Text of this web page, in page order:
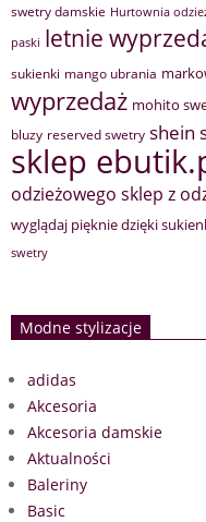
swetry damskie Hurtownia
paski letnie
sukienki mango ubrania
wyprzedaż mohito
bluzy reserved swetry shein
sklep
odzieżowego sklep z
wyglądaj pięknie dzięki
swetry
Modne stylizacje
adidas
Akcesoria
Akcesoria damskie
Aktualności
Baleriny
Basic